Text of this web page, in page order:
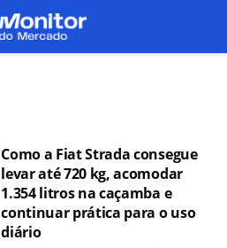
Como a Fiat Strada consegue
levar até 720 kg, acomodar
1.354 litros na caçamba e
continuar prática para o uso
diário